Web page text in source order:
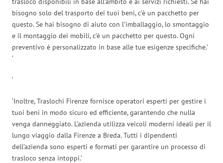
bisogno solo del trasporto dei tuoi beni, c’è un pacchetto per
questo. Se hai bisogno di aiuto con l’imballaggio, lo smontaggio
e il montaggio dei mobili, c’è un pacchetto per questo. Ogni
preventivo è personalizzato in base alle tue esigenze specifiche.’
‘
‘
‘Inoltre, Traslochi Firenze fornisce operatori esperti per gestire i
tuoi beni in modo sicuro ed efficiente, garantendo che nulla
venga danneggiato. L’azienda utilizza veicoli moderni ideali per il
lungo viaggio dalla Firenze a Breda. Tutti i dipendenti
dell’azienda sono esperti e formati per garantire un processo di
trasloco senza intoppi.’